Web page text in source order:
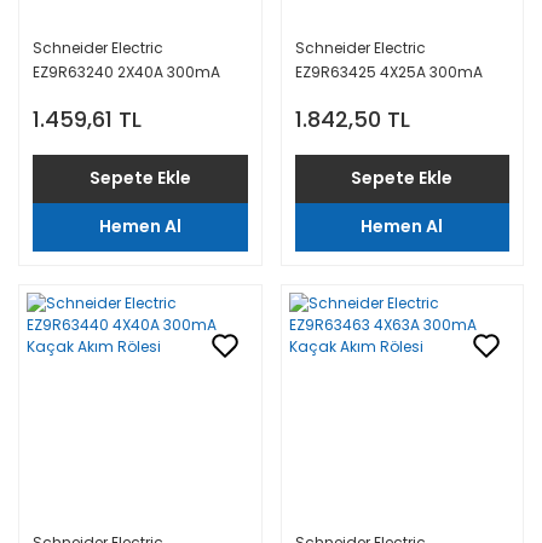
Schneider Electric
EZ9R63240 2X40A 300mA
1.459,61 TL
Sepete Ekle
Hemen Al
Schneider Electric
EZ9R63425 4X25A 300mA
1.842,50 TL
Sepete Ekle
Hemen Al